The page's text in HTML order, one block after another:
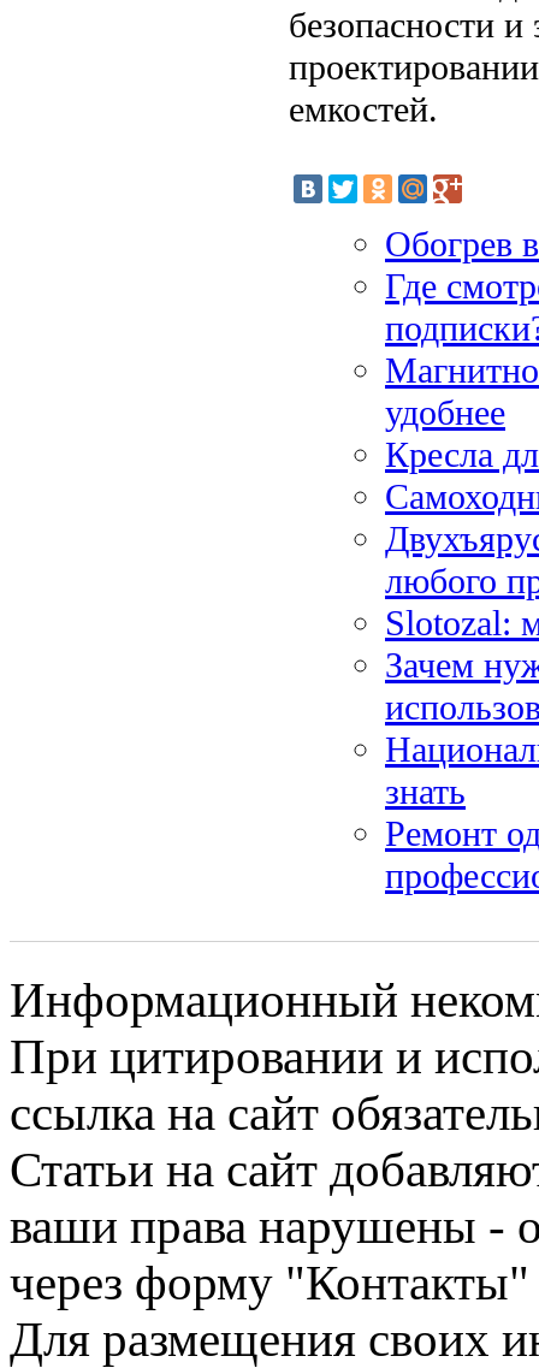
безопасности и
емкостей.
Обогрев
Где
удобнее
Кресла
любого
Slotozal:
Зачем
знать
Ремонт
Информационный
При цитировании и
ссылка на сайт
Статьи на сайт
ваши права нарушены -
через форму "Контакты"
Для размещения своих